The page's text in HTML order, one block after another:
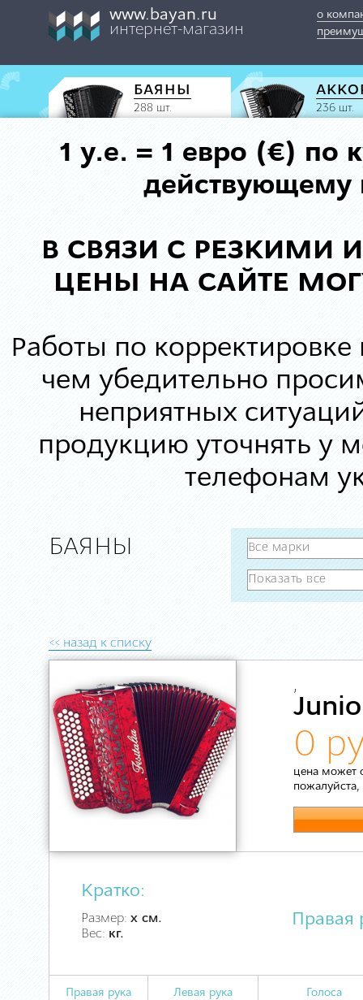
www.bayan.ru
интернет-магазин
о
БАЯНЫ
288 шт. 236 шт.
1 у.е. = 1 евро (€) по
действующему
В СВЯЗИ С РЕЗКИМИ
ЦЕНЫ НА САЙТЕ
Работы по корректировке
чем убедительно
неприятных
продукцию уточнять у
телефонам
БАЯНЫ
<< назад к списку
,
0
цена может
пожалуйста,
Кратко:
Размер: х см.
Вес: кг.
Правая
Правая рука Левая рука Голоса